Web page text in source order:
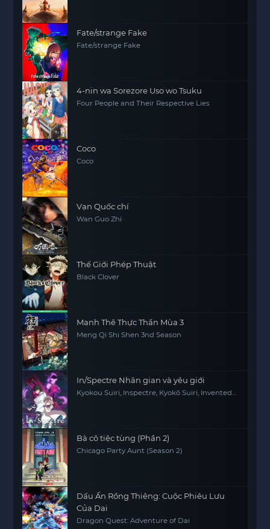
Fate/strange Fake
Fate/strange Fake
4-nin wa Sorezore Uso wo Tsuku
Four People and Their Respective Lies
Coco
Coco
Vạn Quốc chí
Wan Guo Zhi
Thế Giới Phép Thuật
Black Clover
Manh Thê Thực Thần Mùa 3
Meng Qi Shi Shen 3nd Season
In/Spectre Nhân gian và yêu giới
Kyokou Suiri, Inspectre, Kyokō Suiri, Invented
Bà cô tiệc tùng (Phần 2)
Chicago Party Aunt (Season 2)
Dấu Ấn Rồng Thiêng: Cuộc Phiêu Lưu
Của Dai
Dragon Quest: Adventure of Dai